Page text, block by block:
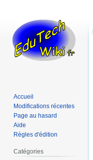
Accueil
Modifications récentes
Page au hasard
Aide
Règles d'édition
Catégories